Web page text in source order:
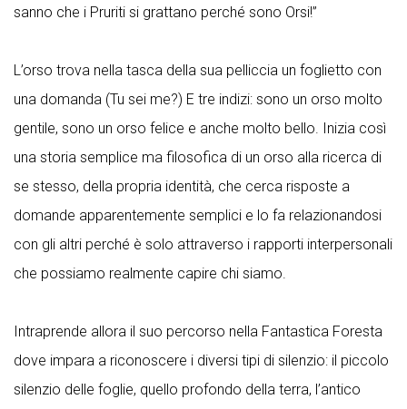
sanno che i Pruriti si grattano perché sono Orsi!”
L’orso trova nella tasca della sua pelliccia un foglietto con
una domanda (Tu sei me?) E tre indizi: sono un orso molto
gentile, sono un orso felice e anche molto bello. Inizia così
una storia semplice ma filosofica di un orso alla ricerca di
se stesso, della propria identità, che cerca risposte a
domande apparentemente semplici e lo fa relazionandosi
con gli altri perché è solo attraverso i rapporti interpersonali
che possiamo realmente capire chi siamo.
Intraprende allora il suo percorso nella Fantastica Foresta
dove impara a riconoscere i diversi tipi di silenzio: il piccolo
silenzio delle foglie, quello profondo della terra, l’antico